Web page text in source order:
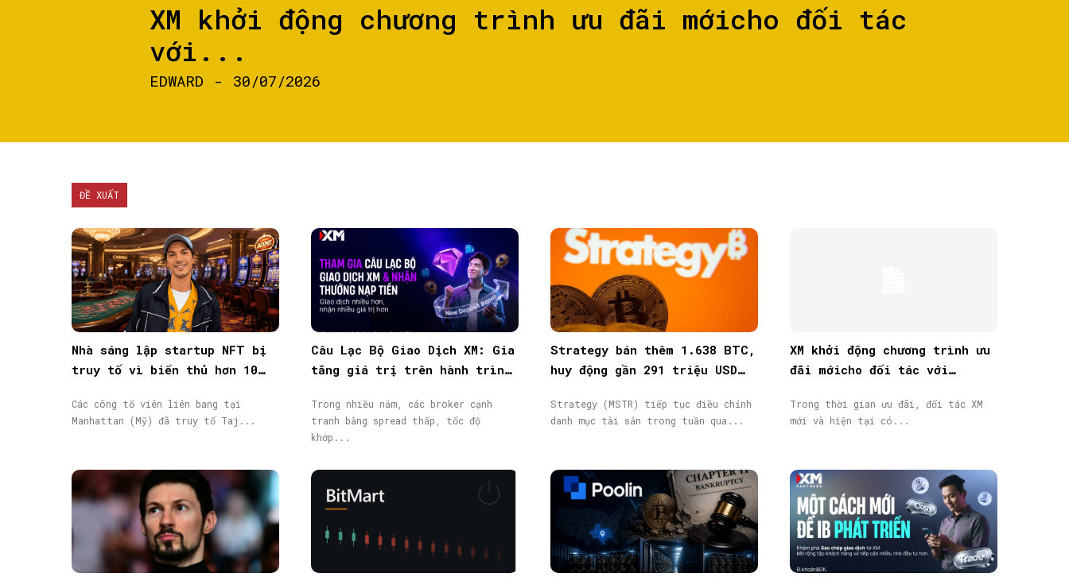
XM khởi động chương trình ưu đãi mớicho đối tác
với...
EDWARD - 30/07/2026
ĐỀ XUẤT
Nhà sáng lập startup NFT bị
truy tố vì biển thủ hơn 10
Các công tố viên liên bang tại
Manhattan (Mỹ) đã truy tố Taj...
Câu Lạc Bộ Giao Dịch XM: Gia
tăng giá trị trên hành trình
Trong nhiều năm, các broker cạnh
tranh bằng spread thấp, tốc độ
khớp...
Strategy bán thêm 1.638 BTC,
huy động gần 291 triệu USD
Strategy (MSTR) tiếp tục điều chỉnh
danh mục tài sản trong tuần qua...
XM khởi động chương trình ưu
đãi mớicho đối tác với
40.000$
Trong thời gian ưu đãi, đối tác XM
mới và hiện tại có...